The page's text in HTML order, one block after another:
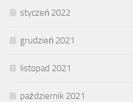
styczeń 2022
grudzień 2021
listopad 2021
październik 2021